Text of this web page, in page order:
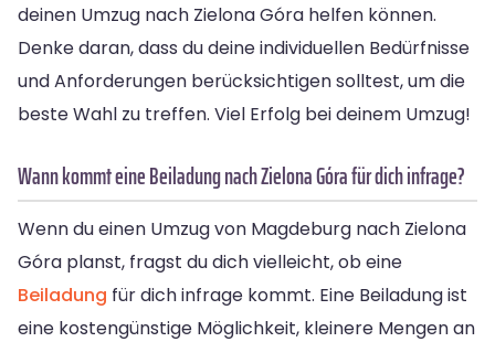
deinen Umzug nach Zielona Góra helfen können.
Denke daran, dass du deine individuellen Bedürfnisse
und Anforderungen berücksichtigen solltest, um die
beste Wahl zu treffen. Viel Erfolg bei deinem Umzug!
Wann kommt eine Beiladung nach Zielona Góra für dich infrage?
Wenn du einen Umzug von Magdeburg nach Zielona
Góra planst, fragst du dich vielleicht, ob eine
Beiladung für dich infrage kommt. Eine Beiladung ist
eine kostengünstige Möglichkeit, kleinere Mengen an